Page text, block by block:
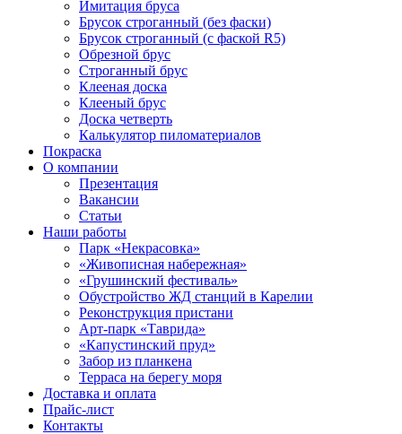
Имитация бруса
Брусок строганный (без фаски)
Брусок строганный (с фаской R5)
Обрезной брус
Строганный брус
Клееная доска
Клееный брус
Доска четверть
Калькулятор пиломатериалов
Покраска
О компании
Презентация
Вакансии
Статьи
Наши работы
Парк «Некрасовка»
«Живописная набережная»
«Грушинский фестиваль»
Обустройство ЖД станций в Карелии
Реконструкция пристани
Арт-парк «Таврида»
«Капустинский пруд»
Забор из планкена
Терраса на берегу моря
Доставка и оплата
Прайс-лист
Контакты